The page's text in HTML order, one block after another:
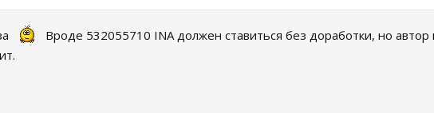
Вроде 532055710 INA должен ставиться без доработки, но автор